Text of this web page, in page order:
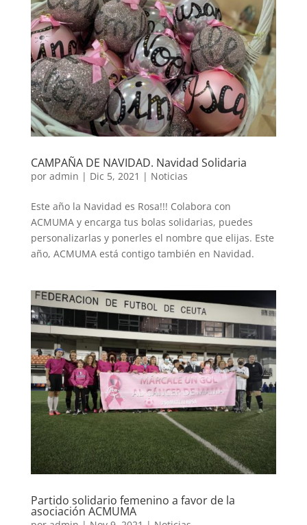
CAMPAÑA DE NAVIDAD. Navidad Solidaria
por admin | Dic 5, 2021 | Noticias
Este año la Navidad es Rosa!!! Colabora con
ACMUMA y encarga tus bolas solidarias, puedes
personalizarlas y ponerles el nombre que elijas. Este
año, ACMUMA está contigo también en Navidad.
Partido solidario femenino a favor de la
asociación ACMUMA